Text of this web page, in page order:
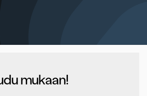
mukaan!